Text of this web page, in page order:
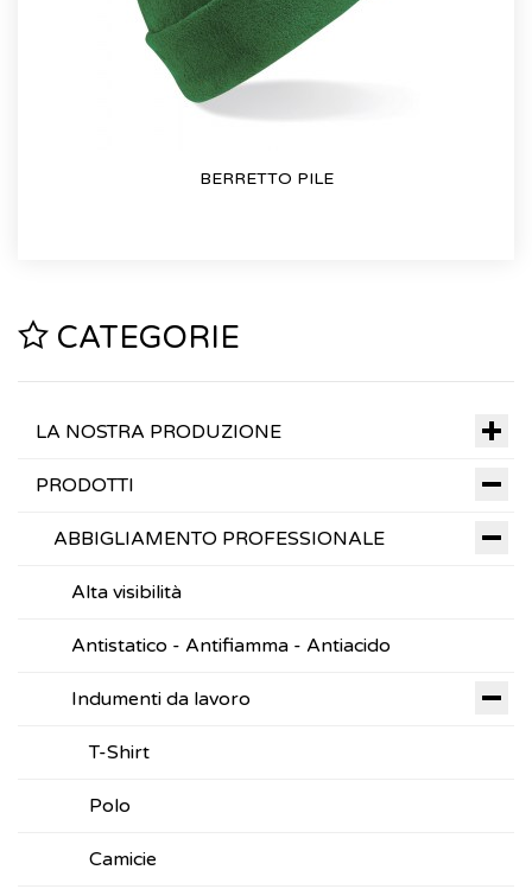
BERRETTO PILE
CATEGORIE
LA NOSTRA PRODUZIONE
PRODOTTI
ABBIGLIAMENTO PROFESSIONALE
Alta visibilità
Antistatico - Antifiamma - Antiacido
Indumenti da lavoro
T-Shirt
Polo
Camicie